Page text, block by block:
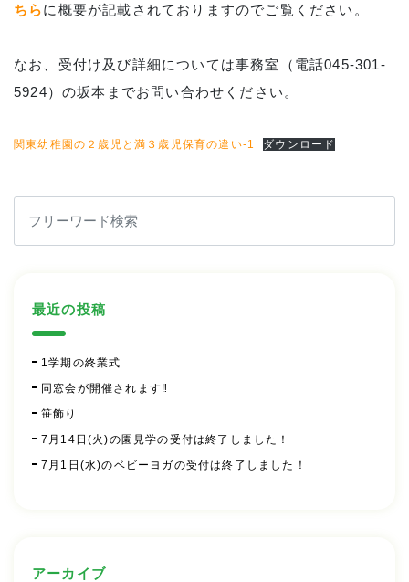
ちらに概要が記載されておりますのでご覧ください。
なお、受付け及び詳細については事務室（電話045-301-
5924）の坂本までお問い合わせください。
関東幼稚園の２歳児と満３歳児保育の違い-1 ダウンロード
最近の投稿
1学期の終業式
同窓会が開催されます‼
笹飾り
7月14日(火)の園見学の受付は終了しました！
7月1日(水)のベビーヨガの受付は終了しました！
アーカイブ